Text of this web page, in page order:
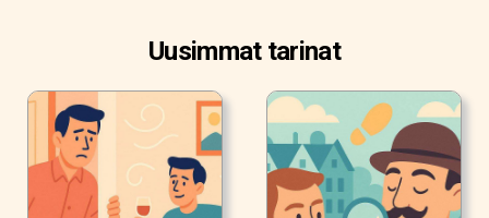
Uusimmat tarinat